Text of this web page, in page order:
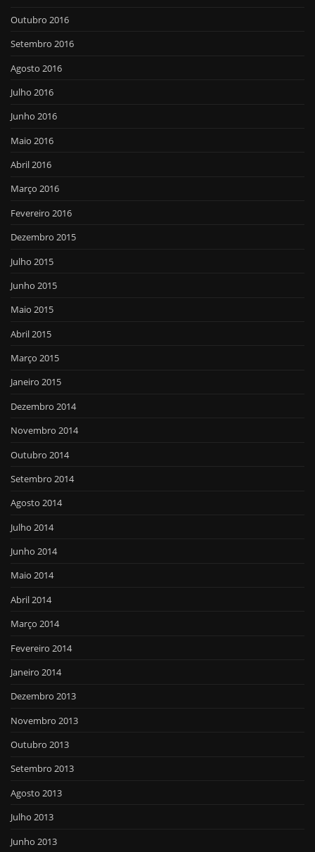
Outubro 2016
Setembro 2016
Agosto 2016
Julho 2016
Junho 2016
Maio 2016
Abril 2016
Março 2016
Fevereiro 2016
Dezembro 2015
Julho 2015
Junho 2015
Maio 2015
Abril 2015
Março 2015
Janeiro 2015
Dezembro 2014
Novembro 2014
Outubro 2014
Setembro 2014
Agosto 2014
Julho 2014
Junho 2014
Maio 2014
Abril 2014
Março 2014
Fevereiro 2014
Janeiro 2014
Dezembro 2013
Novembro 2013
Outubro 2013
Setembro 2013
Agosto 2013
Julho 2013
Junho 2013